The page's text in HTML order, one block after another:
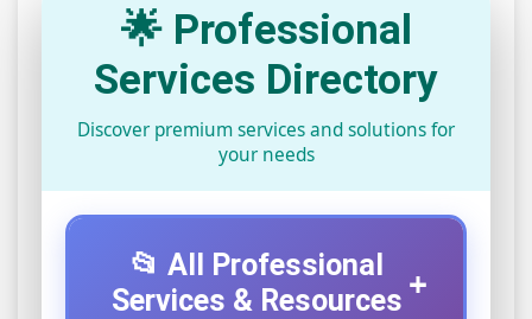
🌟 Professional
Services Directory
Discover premium services and solutions for
your needs
📂 All Professional
Services & Resources +